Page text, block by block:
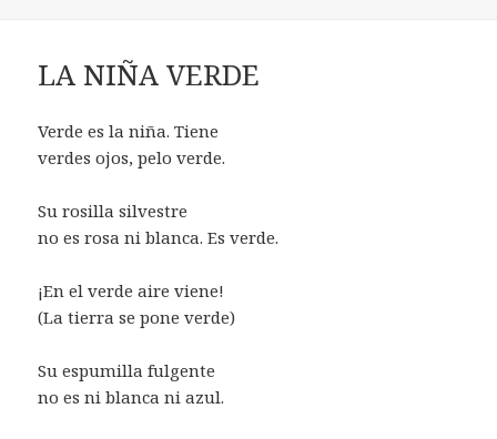
LA NIÑA VERDE
Verde es la niña. Tiene
verdes ojos, pelo verde.
Su rosilla silvestre
no es rosa ni blanca. Es verde.
¡En el verde aire viene!
(La tierra se pone verde)
Su espumilla fulgente
no es ni blanca ni azul.